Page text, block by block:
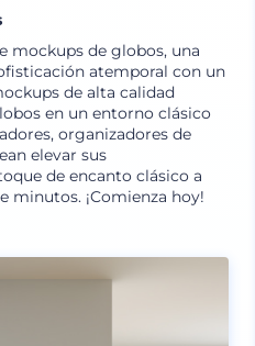
mockups de globos, una
atemporal con un
de alta calidad
en un entorno clásico
organizadores de
elevar sus
de encanto clásico a
minutos. ¡Comienza hoy!